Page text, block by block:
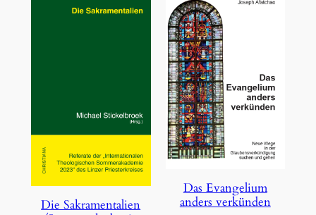
Die Sakramentalien
Das Evangelium
anders verkünden